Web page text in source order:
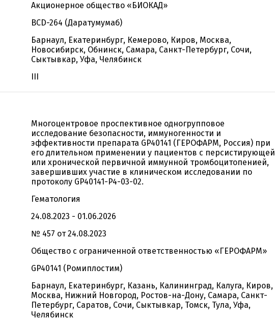
Акционерное общество «БИОКАД»
BCD-264 (Даратумумаб)
Барнаул, Екатеринбург, Кемерово, Киров, Москва,
Новосибирск, Обнинск, Самара, Санкт-Петербург, Сочи,
Сыктывкар, Уфа, Челябинск
III
Многоцентровое проспективное одногрупповое
исследование безопасности, иммуногенности и
эффективности препарата GP40141 (ГЕРОФАРМ, Россия) при
его длительном применении у пациентов с персистирующей
или хронической первичной иммунной тромбоцитопенией,
завершивших участие в клиническом исследовании по
протоколу GP40141-P4-03-02.
Гематология
24.08.2023 - 01.06.2026
№ 457 от 24.08.2023
Общество с ограниченной ответственностью «ГЕРОФАРМ»
GP40141 (Ромиплостим)
Барнаул, Екатеринбург, Казань, Калининград, Калуга, Киров,
Москва, Нижний Новгород, Ростов-на-Дону, Самара, Санкт-
Петербург, Саратов, Сочи, Сыктывкар, Томск, Тула, Уфа,
Челябинск